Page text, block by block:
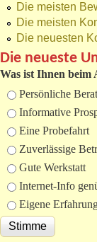
Die meisten
Die meisten
Die neuesten
Die neueste
Was ist Ihnen
Persönliche
Informative
Eine Probefahrt
Zuverlässige
Gute Werkstatt
Internet-Info
Eigene